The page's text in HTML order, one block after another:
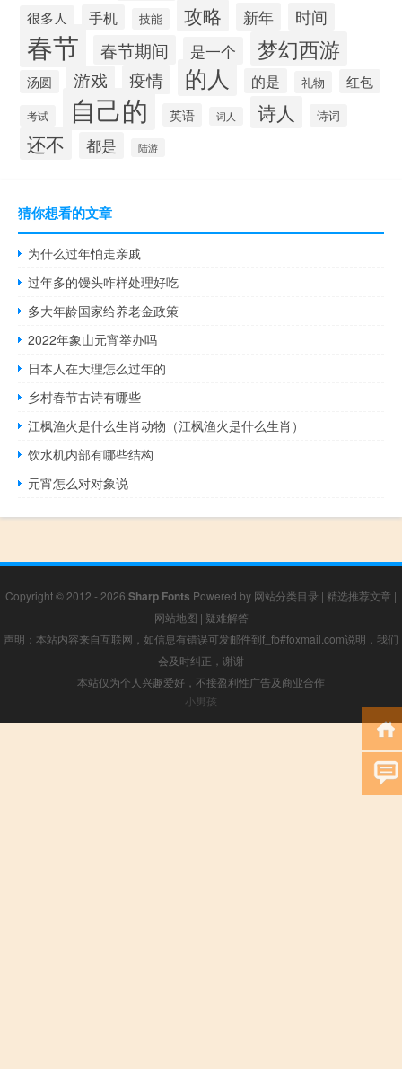
很多人 手机 技能 攻略 新年 时间
春节 春节期间 是一个 梦幻西游
汤圆 游戏 疫情 的人 的是 礼物 红包
考试 自己的 英语 词人 诗人 诗词
还不 都是 陆游
猜你想看的文章
为什么过年怕走亲戚
过年多的馒头咋样处理好吃
多大年龄国家给养老金政策
2022年象山元宵举办吗
日本人在大理怎么过年的
乡村春节古诗有哪些
江枫渔火是什么生肖动物（江枫渔火是什么生肖）
饮水机内部有哪些结构
元宵怎么对对象说
Copyright © 2012 - 2026 Sharp Fonts Powered by 网站分类目录 | 精选推荐文章 |
网站地图 | 疑难解答
声明：本站内容来自互联网，如信息有错误可发邮件到f_fb#foxmail.com说明，我们
会及时纠正，谢谢
本站仅为个人兴趣爱好，不接盈利性广告及商业合作
小男孩